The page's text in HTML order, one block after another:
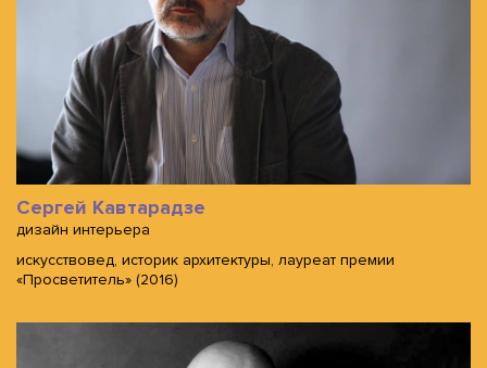
Сергей Кавтарадзе
дизайн интерьера
искусствовед, историк архитектуры, лауреат премии
«Просветитель» (2016)